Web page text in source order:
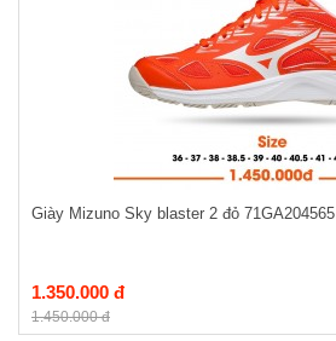
Giày Mizuno Sky blaster 2 đỏ 71GA204565
1.350.000 đ
1.450.000 đ